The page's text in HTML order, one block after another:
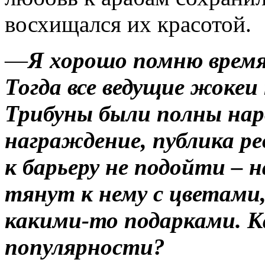
восхищался их красотой.
—Я хорошо помню
Тогда все ведущие
Трибуны были полны
награждение, публика
к барьеру не подойти –
тянут к нему с
какими-то подарками.
популярности?